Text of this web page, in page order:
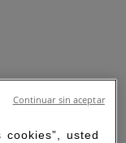
usted
Continuar sin aceptar